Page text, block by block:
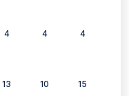
4 4 4
13 10 15